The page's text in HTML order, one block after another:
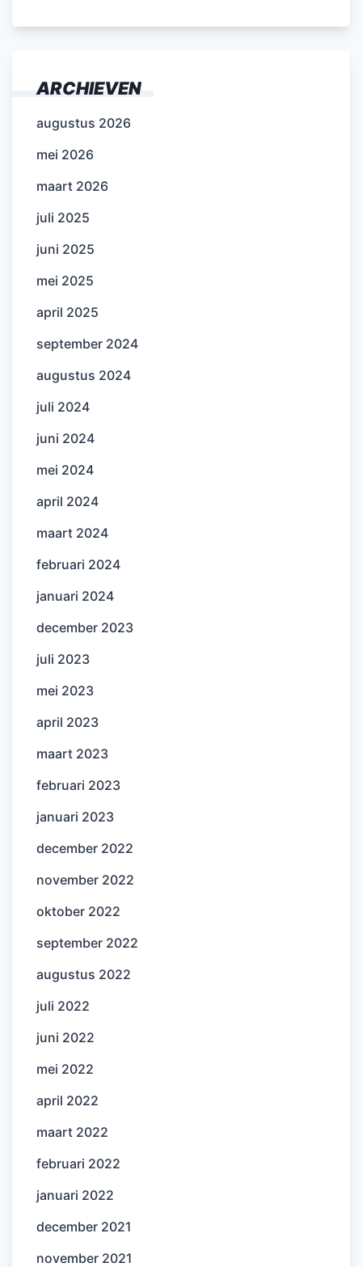
ARCHIEVEN
augustus 2026
mei 2026
maart 2026
juli 2025
juni 2025
mei 2025
april 2025
september 2024
augustus 2024
juli 2024
juni 2024
mei 2024
april 2024
maart 2024
februari 2024
januari 2024
december 2023
juli 2023
mei 2023
april 2023
maart 2023
februari 2023
januari 2023
december 2022
november 2022
oktober 2022
september 2022
augustus 2022
juli 2022
juni 2022
mei 2022
april 2022
maart 2022
februari 2022
januari 2022
december 2021
november 2021